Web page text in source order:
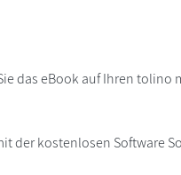
das eBook auf Ihren tolino
der kostenlosen Software